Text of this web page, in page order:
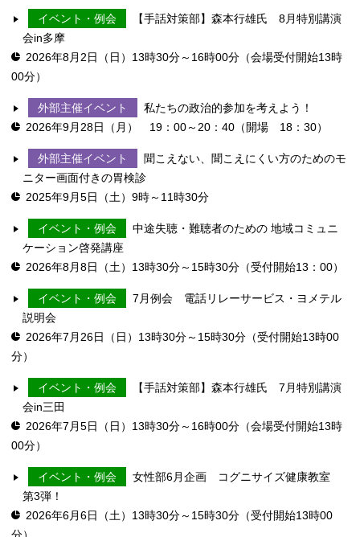
イベント・例会
【手話対策部】森本行雄氏 8月特別講演
会in多摩
2026年8月2日（日）13時30分～16時00分（会場受付開始13時
00分）
外部主催イベント
私たちの政治的参加を考えよう！
2026年9月28日（月） 19：00～20：40（開場 18：30）
外部主催イベント
聞こえない、聞こえにくい方のためのモ
ニター画面付きの胃検診
2025年9月5日（土）9時～11時30分
イベント・例会
中途失聴・難聴者のための 地域コミュニ
ケーション啓発講座
2026年8月8日（土）13時30分～15時30分（受付開始13：00）
イベント・例会
7月例会 電話リレーサービス・ヨメテル
説明会
2026年7月26日（日）13時30分～15時30分（受付開始13時00
分）
イベント・例会
【手話対策部】森本行雄氏 7月特別講演
会in三田
2026年7月5日（日）13時30分～16時00分（会場受付開始13時
00分）
イベント・例会
女性部6月企画 コグニサイズ健康教室
第3弾！
2026年6月6日（土）13時30分～15時30分（受付開始13時00